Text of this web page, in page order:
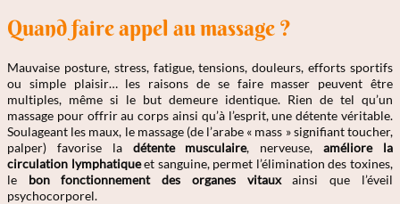
Quand faire appel au massage ?
Mauvaise posture, stress, fatigue, tensions, douleurs, efforts sportifs
ou simple plaisir… les raisons de se faire masser peuvent être
multiples, même si le but demeure identique. Rien de tel qu’un
massage pour offrir au corps ainsi qu’à l’esprit, une détente véritable.
Soulageant les maux, le massage (de l’arabe « mass » signifiant toucher,
palper) favorise la détente musculaire, nerveuse,améliore la
circulation lymphatiqueet sanguine, permet l’élimination des toxines,
le bon fonctionnement des organes vitauxainsi que l’éveil
psychocorporel.